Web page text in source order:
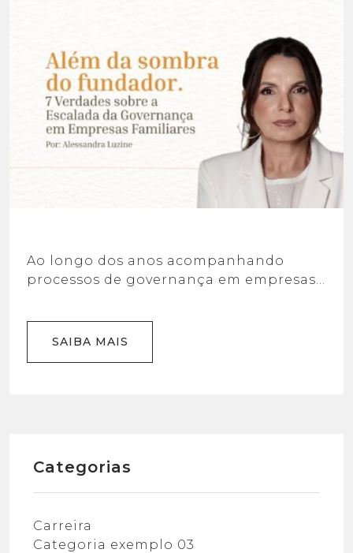
Categorias
Carreira
Categoria exemplo 03
Ao longo dos anos acompanhando
processos de governança em empresas
padrão: os maiores desafios para o
crescimento raramente estão apenas no
SAIBA MAIS